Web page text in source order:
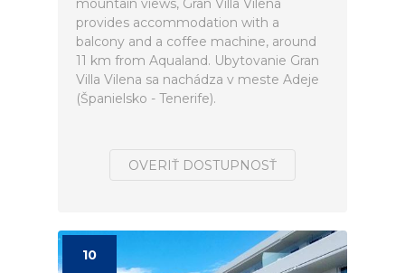
mountain views, Gran Villa Vilena
provides accommodation with a
balcony and a coffee machine, around
11 km from Aqualand. Ubytovanie Gran
Villa Vilena sa nachádza v meste Adeje
(Španielsko - Tenerife).
OVERIŤ DOSTUPNOSŤ
10